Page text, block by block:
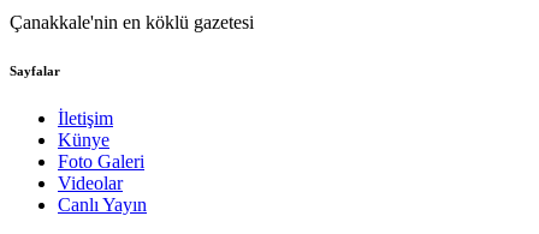
Çanakkale'nin en köklü gazetesi
Sayfalar
İletişim
Künye
Foto Galeri
Videolar
Canlı Yayın